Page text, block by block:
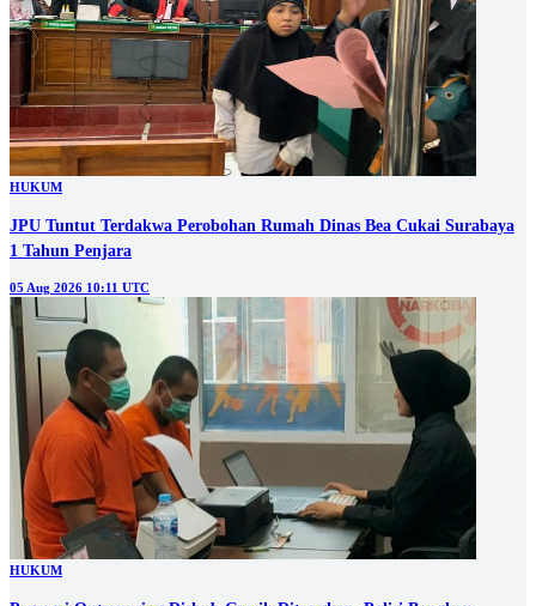
HUKUM
JPU Tuntut Terdakwa Perobohan Rumah Dinas Bea Cukai Surabaya
1 Tahun Penjara
05 Aug 2026 10:11 UTC
HUKUM